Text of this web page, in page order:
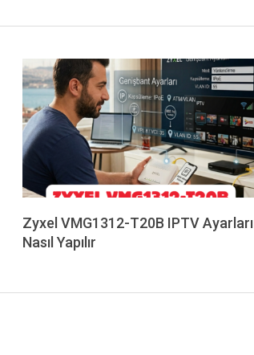
Zyxel VMG1312-T20B IPTV Ayarları
Nasıl Yapılır